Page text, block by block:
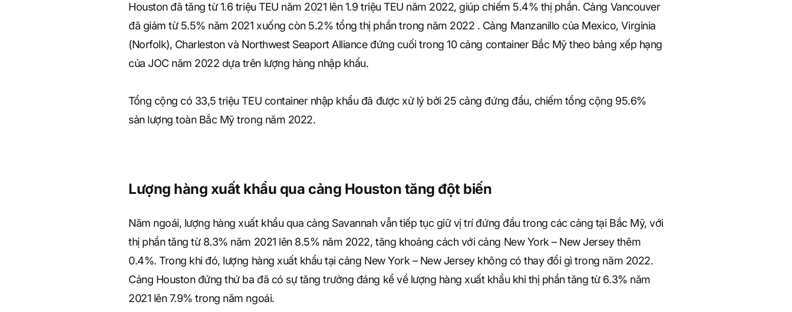
Houston đã tăng từ 1.6 triệu TEU năm 2021 lên 1.9 triệu TEU năm 2022, giúp chiếm 5.4% thị phần. Cảng Vancouver
đã giảm từ 5.5% năm 2021 xuống còn 5.2% tổng thị phần trong năm 2022 . Cảng Manzanillo của Mexico, Virginia
(Norfolk), Charleston và Northwest Seaport Alliance đứng cuối trong 10 cảng container Bắc Mỹ theo bảng xếp hạng
của JOC năm 2022 dựa trên lượng hàng nhập khẩu.
Tổng cộng có 33,5 triệu TEU container nhập khẩu đã được xử lý bởi 25 cảng đứng đầu, chiếm tổng cộng 95.6%
sản lượng toàn Bắc Mỹ trong năm 2022.
Lượng hàng xuất khẩu qua cảng Houston tăng đột biến
Năm ngoái, lượng hàng xuất khẩu qua cảng Savannah vẫn tiếp tục giữ vị trí đứng đầu trong các cảng tại Bắc Mỹ, với
thị phần tăng từ 8.3% năm 2021 lên 8.5% năm 2022, tăng khoảng cách với cảng New York – New Jersey thêm
0.4%. Trong khi đó, lượng hàng xuất khẩu tại cảng New York – New Jersey không có thay đổi gì trong năm 2022.
Cảng Houston đứng thứ ba đã có sự tăng trưởng đáng kể về lượng hàng xuất khẩu khi thị phần tăng từ 6.3% năm
2021 lên 7.9% trong năm ngoái.